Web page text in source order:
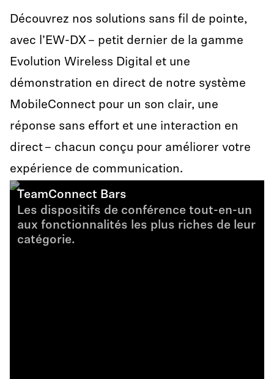
Découvrez nos solutions sans fil de pointe,
avec l’EW-DX – petit dernier de la gamme
Evolution Wireless Digital et une
démonstration en direct de notre système
MobileConnect pour un son clair, une
réponse sans effort et une interaction en
direct – chacun conçu pour améliorer votre
expérience de communication.
TeamConnect Bars
Les dispositifs de conférence tout-en-un
aux fonctionnalités les plus riches de leur
catégorie.